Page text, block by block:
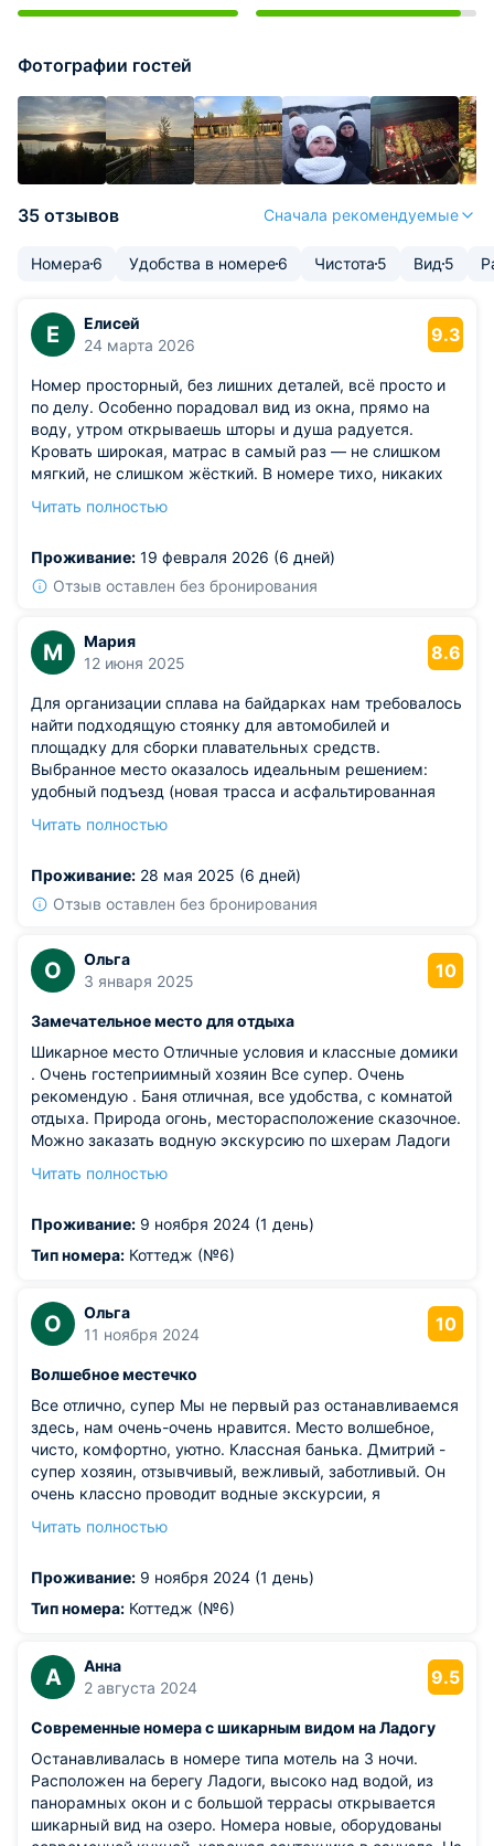
Фотографии гостей
35 отзывов Сначала рекомендуемые
Номера 6 Удобства в номере6 Чистота 5 Вид 5
Е
Елисей
24 марта 2026
9.3
Номер просторный, без лишних деталей, всё просто и
по делу. Особенно порадовал вид из окна, прямо на
воду, утром открываешь шторы и душа радуется.
Кровать широкая, матрас в самый раз — не слишком
мягкий, не слишком жёсткий. В номере тихо, никаких
Душ работает отлично, напор воды хороший, это всегда
Из недостатков: из пожеланий — может, добавить пару
журналов или брошюр про местные
Читать полностью
Проживание: 19 февраля 2026 (6 дней)
Отзыв оставлен без бронирования
М
Мария
12 июня 2025
8.6
Для организации сплава на байдарках нам требовалось
найти подходящую стоянку для автомобилей и
площадку для сборки плавательных средств.
Выбранное место оказалось идеальным решением:
удобный подъезд (новая трасса и асфальтированная
воде, летняя кухня, а также туалет и душ (особенно
Обязательно воспользуемся этим местом еще раз.
Читать полностью
Проживание: 28 мая 2025 (6 дней)
Отзыв оставлен без бронирования
О
Ольга
3 января 2025
10
Замечательное место для отдыха
Шикарное место Отличные условия и классные домики
. Очень гостеприимный хозяин Все супер. Очень
рекомендую . Баня отличная, все удобства, с комнатой
отдыха. Природа огонь, месторасположение сказочное.
Можно заказать водную экскурсию по шхерам Ладоги
красивые места с историей, куда вы никогда не
Из недостатков: все понравилось
Читать полностью
Проживание: 9 ноября 2024 (1 день)
Тип номера: Коттедж (№6)
О
Ольга
11 ноября 2024
10
Волшебное местечко
Все отлично, супер Мы не первый раз останавливаемся
здесь, нам очень-очень нравится. Место волшебное,
чисто, комфортно, уютно. Классная банька. Дмитрий -
супер хозяин, отзывчивый, вежливый, заботливый. Он
очень классно проводит водные экскурсии, я
базу. Звёздное небо, северное сияние и чудный рассвет
нам).
Из недостатков: недостатков для меня нет.
Читать полностью
Проживание: 9 ноября 2024 (1 день)
Тип номера: Коттедж (№6)
А
Анна
2 августа 2024
9.5
Современные номера с шикарным видом на Ладогу
Останавливалась в номере типа мотель на 3 ночи.
Расположен на берегу Ладоги, высоко над водой, из
панорамных окон и с большой террасы открывается
шикарный вид на озеро. Номера новые, оборудованы